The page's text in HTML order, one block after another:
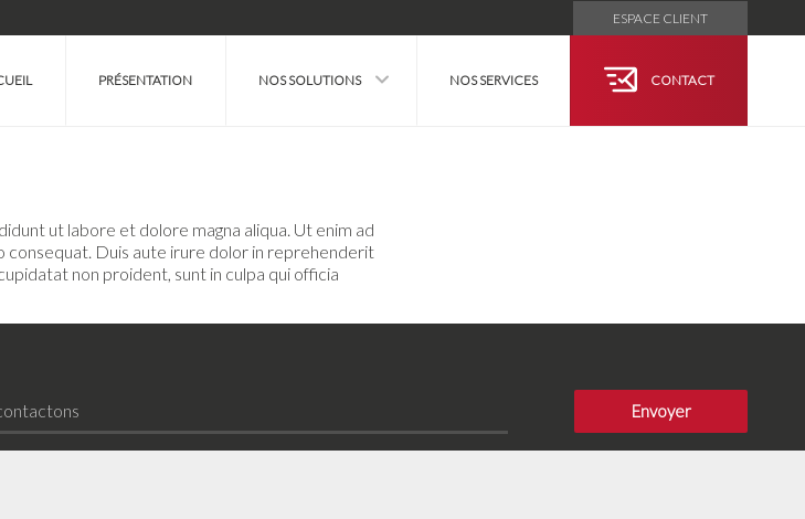
ESPACE CLIENT
PRÉSENTATION NOS SOLUTIONS NOS SERVICES CONTACT
20 JANVIER 2017
ut labore et dolore magna aliqua. Ut enim ad
consequat. Duis aute irure dolor in reprehenderit
non proident, sunt in culpa qui officia